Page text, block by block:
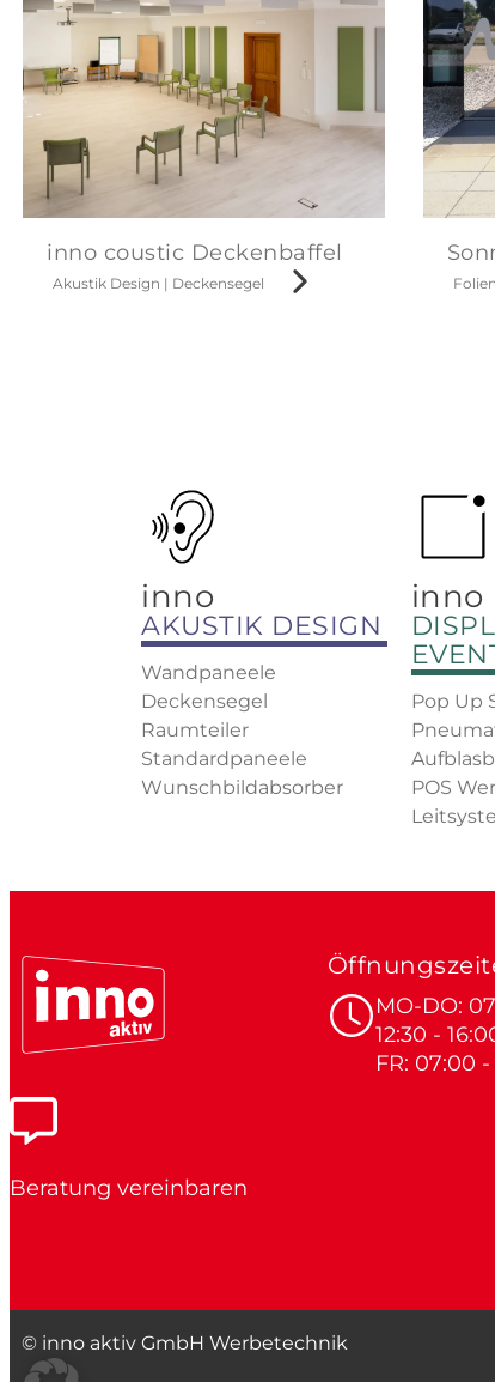
inno coustic Deckenbaffel
Akustik Design | Deckensegel
inno
AKUSTIK DESIGN
Wandpaneele
Deckensegel
Raumteiler
Standardpaneele
Wunschbildabsorber
inno
Pop Up
POS
Beratung vereinbaren
MO-DO:
12:30 -
FR: 07:00 -
© inno aktiv GmbH Werbetechnik